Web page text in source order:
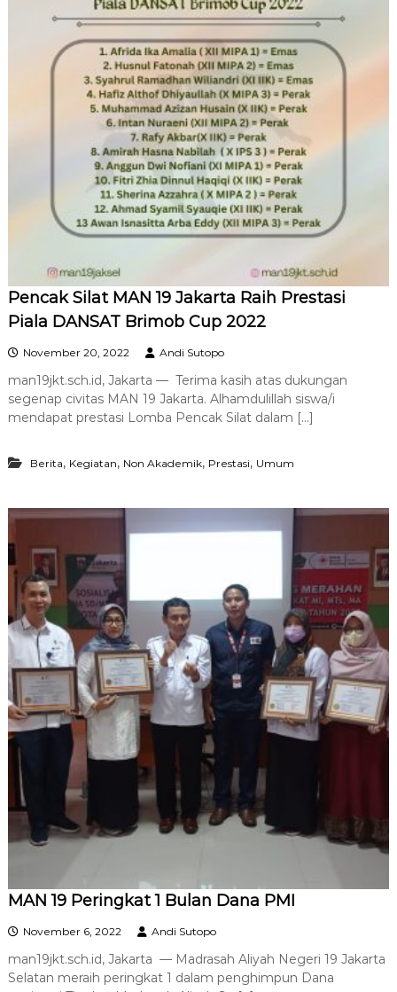
Pencak Silat MAN 19 Jakarta Raih Prestasi
Piala DANSAT Brimob Cup 2022
November 20, 2022 Andi Sutopo
man19jkt.sch.id, Jakarta — Terima kasih atas dukungan
segenap civitas MAN 19 Jakarta. Alhamdulillah siswa/i
mendapat prestasi Lomba Pencak Silat dalam […]
Berita, Kegiatan, Non Akademik, Prestasi, Umum
MAN 19 Peringkat 1 Bulan Dana PMI
November 6, 2022 Andi Sutopo
man19jkt.sch.id, Jakarta — Madrasah Aliyah Negeri 19 Jakarta
Selatan meraih peringkat 1 dalam penghimpun Dana